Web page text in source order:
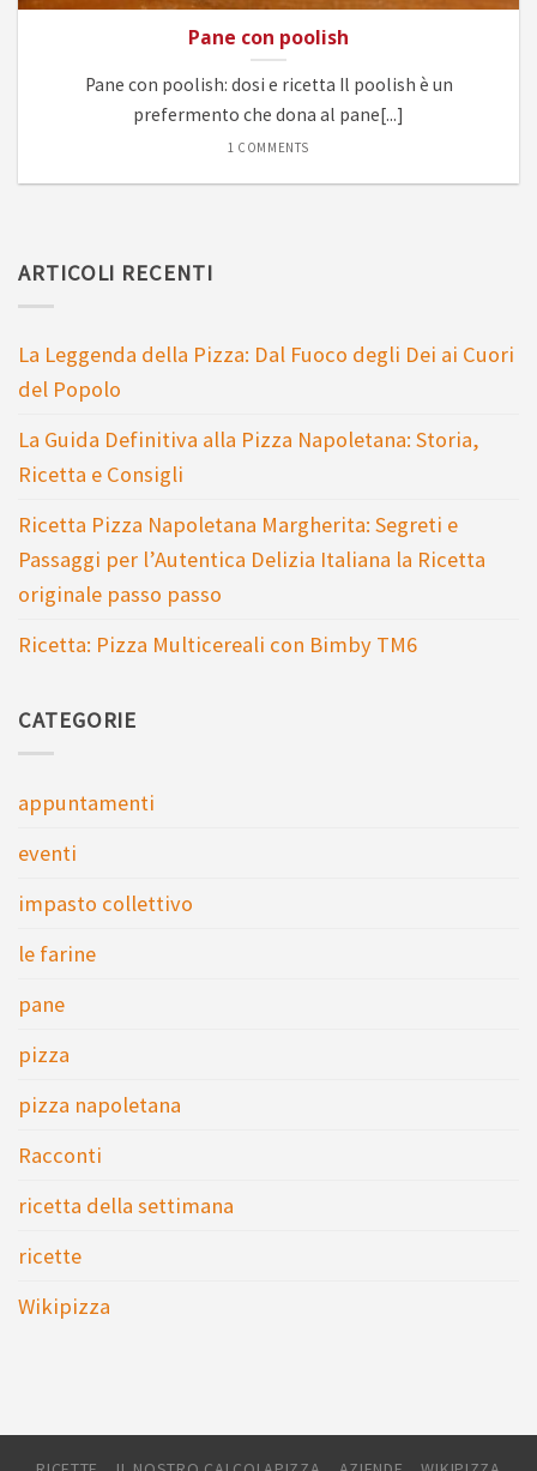
ARTICOLI RECENTI
La Leggenda della Pizza: Dal Fuoco degli Dei ai Cuori
del Popolo
La Guida Definitiva alla Pizza Napoletana: Storia,
Ricetta e Consigli
Ricetta Pizza Napoletana Margherita: Segreti e
Passaggi per l’Autentica Delizia Italiana la Ricetta
originale passo passo
Ricetta: Pizza Multicereali con Bimby TM6
CATEGORIE
appuntamenti
eventi
impasto collettivo
le farine
pane
pizza
pizza napoletana
Racconti
ricetta della settimana
ricette
Wikipizza
Pane con poolish
Pane con poolish: dosi e ricetta Il poolish è un
prefermento che dona al pane[...]
1 COMMENTS